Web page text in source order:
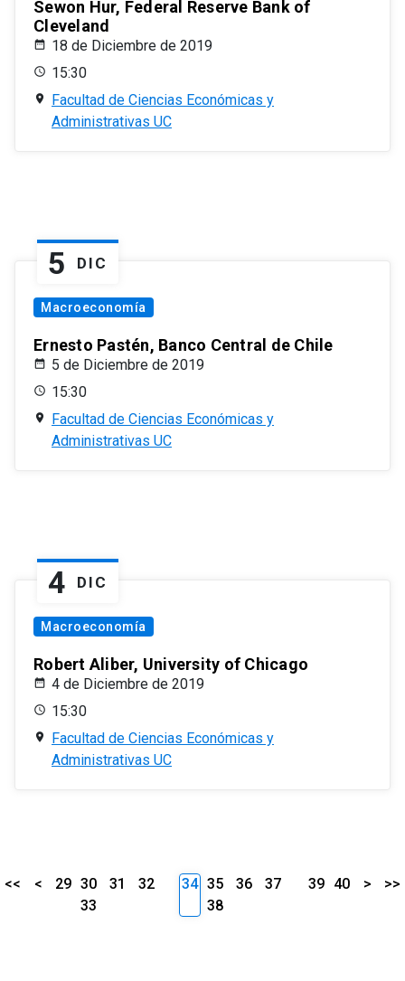
Sewon Hur, Federal Reserve Bank of
Cleveland
18 de Diciembre de 2019
15:30
Facultad de Ciencias Económicas y
Administrativas UC
5 DIC
Macroeconomía
Ernesto Pastén, Banco Central de Chile
5 de Diciembre de 2019
15:30
Facultad de Ciencias Económicas y
Administrativas UC
4 DIC
Macroeconomía
Robert Aliber, University of Chicago
4 de Diciembre de 2019
15:30
Facultad de Ciencias Económicas y
Administrativas UC
<< < 29 30 31
32
33
34 35 36
37
38
39 40 > >>